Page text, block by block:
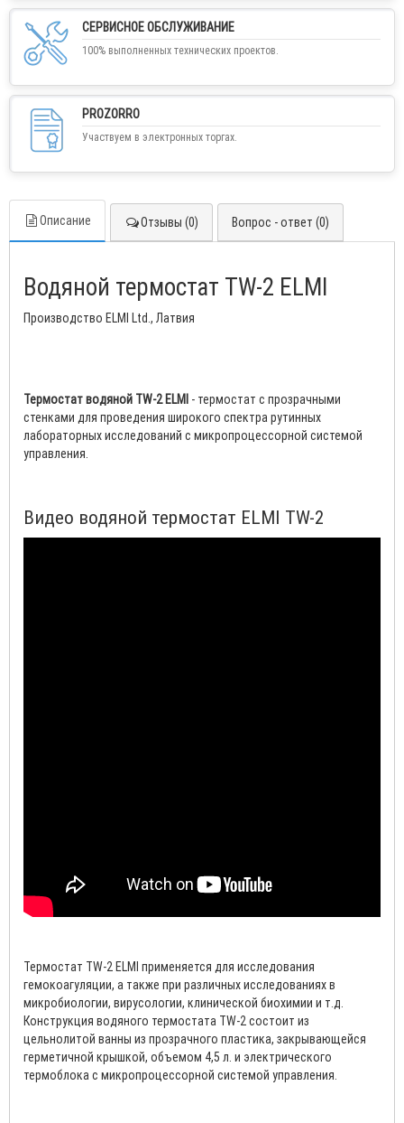
СЕРВИСНОЕ ОБСЛУЖИВАНИЕ
100% выполненных технических проектов.
PROZORRO
Участвуем в электронных торгах.
Описание Отзывы (0) Вопрос - ответ (0)
Водяной термостат TW-2 ELMI
Производство ELMI Ltd., Латвия
Термостат водяной TW-2 ELMI - термостат с прозрачными
стенками для проведения широкого спектра рутинных
лабораторных исследований с микропроцессорной системой
управления.
Видео водяной термостат ELMI TW-2
Термостат TW-2 ELMI применяется для исследования
гемокоагуляции, а также при различных исследованиях в
микробиологии, вирусологии, клинической биохимии и т.д.
Конструкция водяного термостата TW-2 состоит из
цельнолитой ванны из прозрачного пластика, закрывающейся
герметичной крышкой, объемом 4,5 л. и электрического
термоблока с микропроцессорной системой управления.